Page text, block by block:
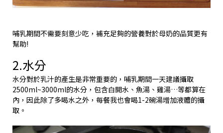
哺乳期間不需要刻意少吃，補充足夠的營養對於母奶的品質更有
幫助!
2.水分
水分對於乳汁的產生是非常重要的，哺乳期間一天建議攝取
2500ml~3000ml的水分，包含白開水、魚湯、雞湯…等都算在
內，因此除了多喝水之外，每餐我也會喝1-2碗湯增加液體的攝
取。